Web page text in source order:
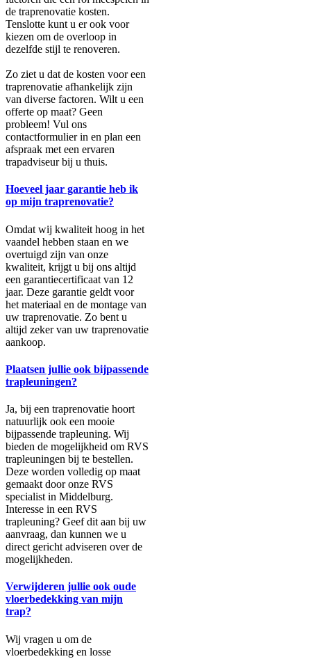
de traprenovatie kosten.
Tenslotte kunt u er ook voor
kiezen om de overloop in
dezelfde stijl te renoveren.
Zo ziet u dat de kosten voor een
traprenovatie afhankelijk zijn
van diverse factoren. Wilt u een
offerte op maat? Geen
probleem! Vul ons
contactformulier in en plan een
afspraak met een ervaren
trapadviseur bij u thuis.
Hoeveel jaar garantie heb ik
op mijn traprenovatie?
Omdat wij kwaliteit hoog in het
vaandel hebben staan en we
overtuigd zijn van onze
kwaliteit, krijgt u bij ons altijd
een garantiecertificaat van 12
jaar. Deze garantie geldt voor
het materiaal en de montage van
uw traprenovatie. Zo bent u
altijd zeker van uw traprenovatie
aankoop.
Plaatsen jullie ook bijpassende
trapleuningen?
Ja, bij een traprenovatie hoort
natuurlijk ook een mooie
bijpassende trapleuning. Wij
bieden de mogelijkheid om RVS
trapleuningen bij te bestellen.
Deze worden volledig op maat
gemaakt door onze RVS
specialist in Middelburg.
Interesse in een RVS
trapleuning? Geef dit aan bij uw
aanvraag, dan kunnen we u
direct gericht adviseren over de
mogelijkheden.
Verwijderen jullie ook oude
vloerbedekking van mijn
trap?
Wij vragen u om de
vloerbedekking en losse